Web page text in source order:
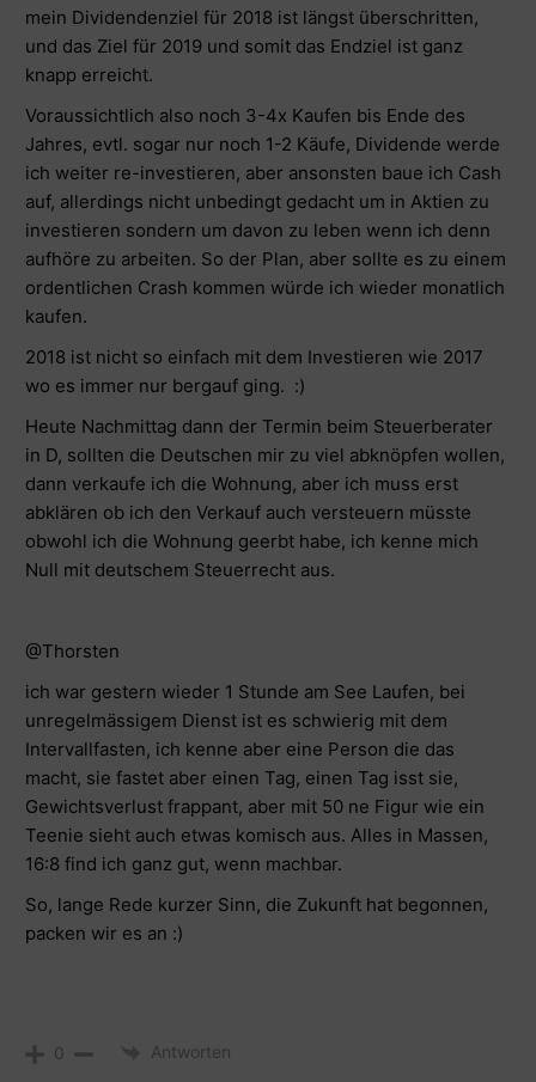
mein Dividendenziel für 2018 ist längst überschritten,
und das Ziel für 2019 und somit das Endziel ist ganz
knapp erreicht.
Voraussichtlich also noch 3-4x Kaufen bis Ende des
Jahres, evtl. sogar nur noch 1-2 Käufe, Dividende werde
ich weiter re-investieren, aber ansonsten baue ich Cash
auf, allerdings nicht unbedingt gedacht um in Aktien zu
investieren sondern um davon zu leben wenn ich denn
aufhöre zu arbeiten. So der Plan, aber sollte es zu einem
ordentlichen Crash kommen würde ich wieder monatlich
kaufen.
2018 ist nicht so einfach mit dem Investieren wie 2017
wo es immer nur bergauf ging. :)
Heute Nachmittag dann der Termin beim Steuerberater
in D, sollten die Deutschen mir zu viel abknöpfen wollen,
dann verkaufe ich die Wohnung, aber ich muss erst
abklären ob ich den Verkauf auch versteuern müsste
obwohl ich die Wohnung geerbt habe, ich kenne mich
Null mit deutschem Steuerrecht aus.
@Thorsten
ich war gestern wieder 1 Stunde am See Laufen, bei
unregelmässigem Dienst ist es schwierig mit dem
Intervallfasten, ich kenne aber eine Person die das
macht, sie fastet aber einen Tag, einen Tag isst sie,
Gewichtsverlust frappant, aber mit 50 ne Figur wie ein
Teenie sieht auch etwas komisch aus. Alles in Massen,
16:8 find ich ganz gut, wenn machbar.
So, lange Rede kurzer Sinn, die Zukunft hat begonnen,
packen wir es an :)
0 Antworten